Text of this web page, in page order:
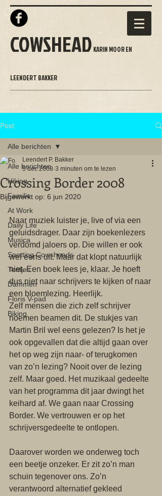
COWSHEAD KARIN MOOR EN
LEENDERT BAKKER
Post
Alle berichten
Hiking
Familie
At Work
Daily Life
Musica
Spotting Cowsheads
Tentjes
Dammen
Floris V-pad
Biking
Alle berichten
Crossing Border 2008
Leendert P. Bakker
5 dec 2008 3 minuten om te lezen
Bijgewerkt op: 6 jun 2020
Naar muziek luister je, live of via een
geluidsdrager. Daar zijn boekenlezers
verdomd jaloers op. Die willen er ook
wel eens uit. Maar dat klopt natuurlijk
niet. Een boek lees je, klaar. Je hoeft
dus niet naar schrijvers te kijken of naar
een bloemlezing. Heerlijk.
Zelf mensen die zich zelf schrijver
noemen beamen dit. De stukjes van
Martin Bril wel eens gelezen? Is het je
ook opgevallen dat die altijd gaan over
het op weg zijn naar- of terugkomen
van zo’n lezing? Nooit over de lezing
zelf. Maar goed. Het muzikaal gedeelte
van het programma dit jaar dwingt het
keihard af. We gaan naar Crossing
Border. We vertrouwen er op het
schrijversgedeelte te ontlopen.
Daarover worden we onderweg toch
een beetje onzeker. Er zit zo’n man
schuin tegenover ons. Zo’n
verantwoord alternatief gekleed